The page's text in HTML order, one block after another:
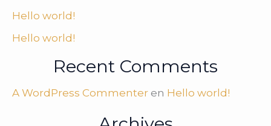
Hello world!
Hello world!
Recent Comments
A WordPress Commenter en Hello world!